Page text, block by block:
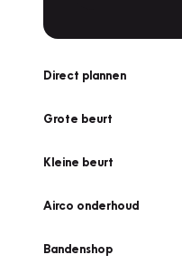
Direct plannen
Grote beurt
Kleine beurt
Airco onderhoud
Bandenshop